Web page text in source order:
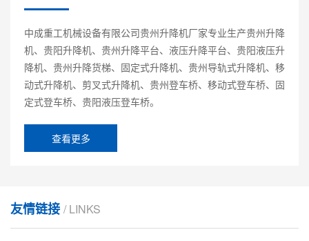
中成重工机械设备有限公司贵州升降机厂家专业生产贵州升降
机、贵阳升降机、贵州升降平台、液压升降平台、贵阳液压升
降机、贵州升降货梯、固定式升降机、贵州导轨式升降机、移
动式升降机、剪叉式升降机、贵州登车桥、移动式登车桥、固
定式登车桥、贵阳液压登车桥。
查看更多
友情链接 / LINKS